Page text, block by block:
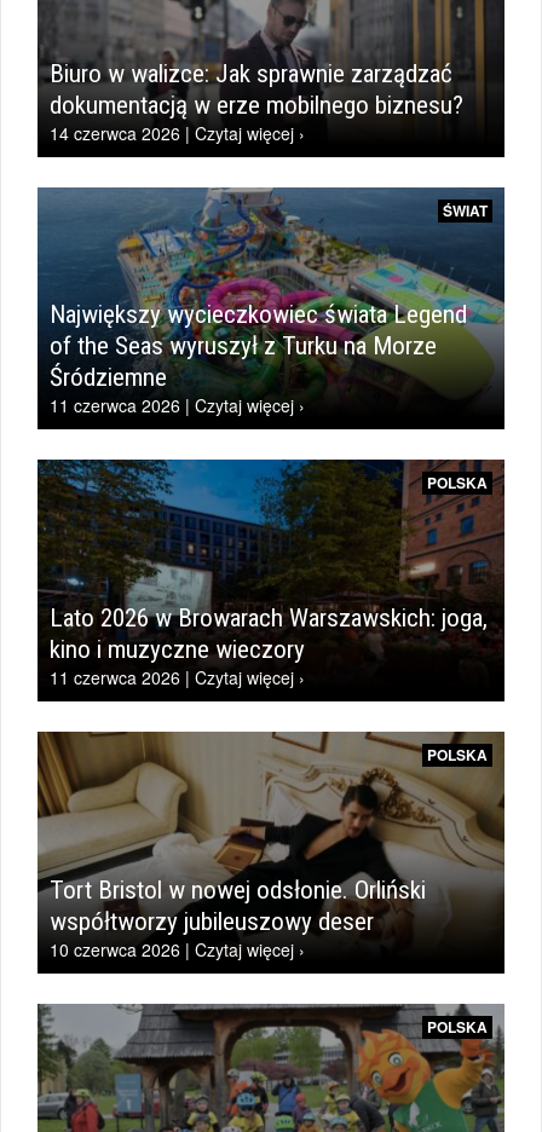
Biuro w walizce: Jak sprawnie zarządzać
dokumentacją w erze mobilnego biznesu?
14 czerwca 2026 | Czytaj więcej ›
ŚWIAT
Największy wycieczkowiec świata Legend
of the Seas wyruszył z Turku na Morze
Śródziemne
11 czerwca 2026 | Czytaj więcej ›
POLSKA
Lato 2026 w Browarach Warszawskich: joga,
kino i muzyczne wieczory
11 czerwca 2026 | Czytaj więcej ›
POLSKA
Tort Bristol w nowej odsłonie. Orliński
współtworzy jubileuszowy deser
10 czerwca 2026 | Czytaj więcej ›
POLSKA